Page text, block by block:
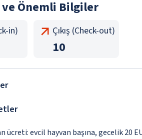
ve Önemli Bilgiler
in) Çıkış (Check-out)
10
ücreti: evcil hayvan başına, gecelik 20